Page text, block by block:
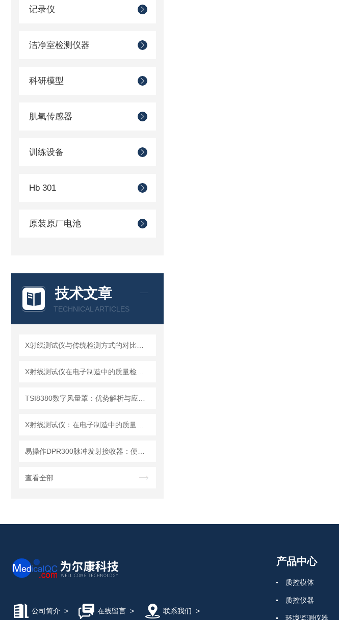
记录仪
洁净室检测仪器
科研模型
肌氧传感器
训练设备
Hb 301
原装原厂电池
技术文章
TECHNICAL ARTICLES
查看全部
公司简介 > 在线留言> 联系我们 >
产品中心
质控模体
质控仪器
环境监测仪器